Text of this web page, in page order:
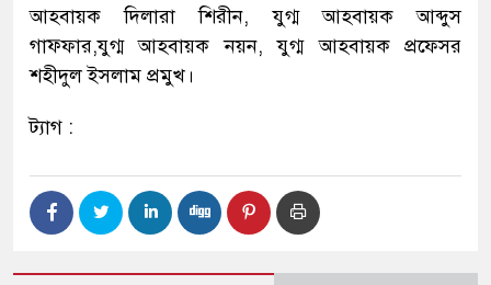
আহবায়ক দিলারা শিরীন, যুগ্ম আহবায়ক আব্দুস
গাফ্ফার,যুগ্ম আহবায়ক নয়ন, যুগ্ম আহবায়ক প্রফেসর
শহীদুল ইসলাম প্রমুখ।
ট্যাগ :